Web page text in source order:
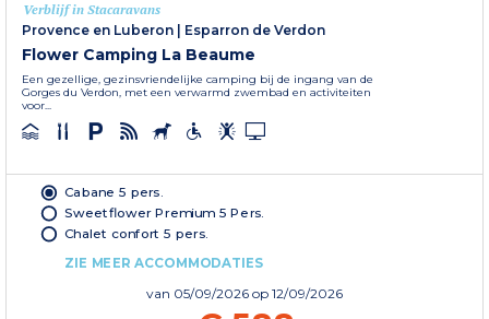
Verblijf in Stacaravans
Provence en Luberon
Esparron de Verdon
Flower Camping La Beaume
Een gezellige, gezinsvriendelijke camping bij de ingang van de
Gorges du Verdon, met een verwarmd zwembad en activiteiten
voor...
Cabane 5 pers.
Sweetflower Premium 5 Pers.
Chalet confort 5 pers.
ZIE MEER ACCOMMODATIES
van 05/09/2026 op 12/09/2026